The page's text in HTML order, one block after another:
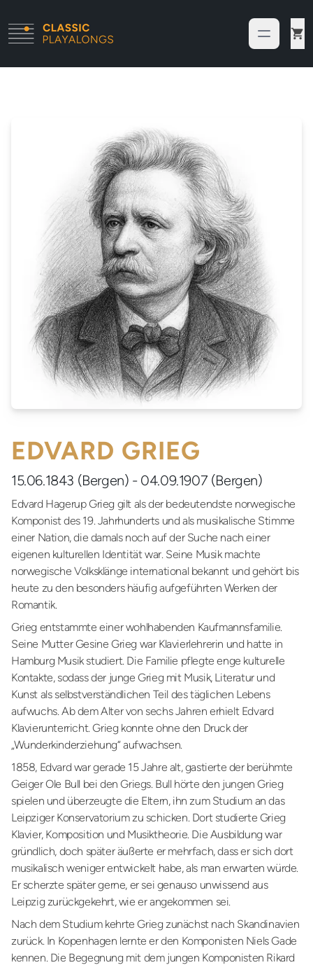
EDVARD GRIEG
15.06.1843 (Bergen) - 04.09.1907 (Bergen)
Edvard Hagerup Grieg gilt als der bedeutendste norwegische
Komponist des 19. Jahrhunderts und als musikalische Stimme
einer Nation, die damals noch auf der Suche nach einer
eigenen kulturellen Identität war. Seine Musik machte
norwegische Volksklänge international bekannt und gehört bis
heute zu den besonders häufig aufgeführten Werken der
Romantik.
Grieg entstammte einer wohlhabenden Kaufmannsfamilie.
Seine Mutter Gesine Grieg war Klavierlehrerin und hatte in
Hamburg Musik studiert. Die Familie pflegte enge kulturelle
Kontakte, sodass der junge Grieg mit Musik, Literatur und
Kunst als selbstverständlichen Teil des täglichen Lebens
aufwuchs. Ab dem Alter von sechs Jahren erhielt Edvard
Klavierunterricht. Grieg konnte ohne den Druck der
„Wunderkinderziehung“ aufwachsen.
1858, Edvard war gerade 15 Jahre alt, gastierte der berühmte
Geiger Ole Bull bei den Griegs. Bull hörte den jungen Grieg
spielen und überzeugte die Eltern, ihn zum Studium an das
Leipziger Konservatorium zu schicken. Dort studierte Grieg
Klavier, Komposition und Musiktheorie. Die Ausbildung war
gründlich, doch später äußerte er mehrfach, dass er sich dort
musikalisch weniger entwickelt habe, als man erwarten würde.
Er scherzte später gerne, er sei genauso unwissend aus
Leipzig zurückgekehrt, wie er angekommen sei.
Nach dem Studium kehrte Grieg zunächst nach Skandinavien
zurück. In Kopenhagen lernte er den Komponisten Niels Gade
kennen. Die Begegnung mit dem jungen Komponisten Rikard